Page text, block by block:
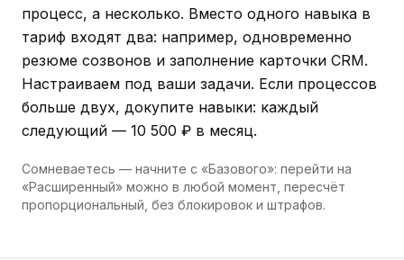
процесс, а несколько. Вместо одного навыка в
тариф входят два: например, одновременно
резюме созвонов и заполнение карточки CRM.
Настраиваем под ваши задачи. Если процессов
больше двух, докупите навыки: каждый
следующий — 10 500 ₽ в месяц.
Сомневаетесь — начните с «Базового»: перейти на
«Расширенный» можно в любой момент, пересчёт
пропорциональный, без блокировок и штрафов.